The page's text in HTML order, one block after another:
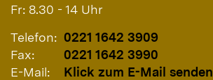
Fr: 8.30 - 14 Uhr
Telefon: 0221 1642 3909
Fax:
0221 1642 3990
E-Mail:
Klick zum E-Mail senden